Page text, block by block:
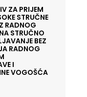
ZA PRIJEM
STRUČNE
RADNOG
STRUČNO
BEZ
RADNOG
I
VOGOŠĆA